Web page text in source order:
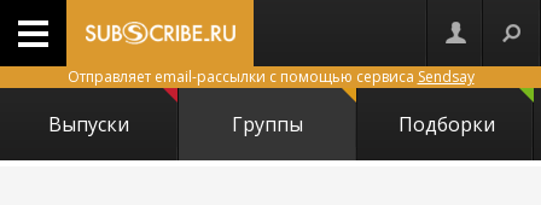
Отправляет email-рассылки с помощью сервиса Sendsay
Выпуски Группы Подборки